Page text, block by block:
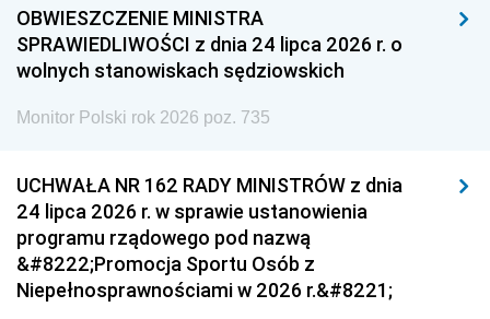
OBWIESZCZENIE MINISTRA
SPRAWIEDLIWOŚCI z dnia 24 lipca 2026 r. o
wolnych stanowiskach sędziowskich
Monitor Polski rok 2026 poz. 735
UCHWAŁA NR 162 RADY MINISTRÓW z dnia
24 lipca 2026 r. w sprawie ustanowienia
programu rządowego pod nazwą
&#8222;Promocja Sportu Osób z
Niepełnosprawnościami w 2026 r.&#8221;